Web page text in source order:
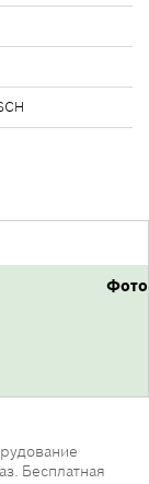
Фото
Бесплатная